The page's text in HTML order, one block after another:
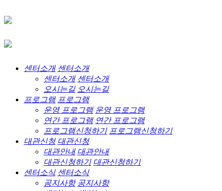
센터소개 센터소개
센터소개 센터소개
오시는길 오시는길
프로그램 프로그램
운영 프로그램 운영 프로그램
연간 프로그램 연간 프로그램
프로그램신청하기 프로그램신청하기
대관신청 대관신청
대관안내 대관안내
대관신청하기 대관신청하기
센터소식 센터소식
공지사항 공지사항